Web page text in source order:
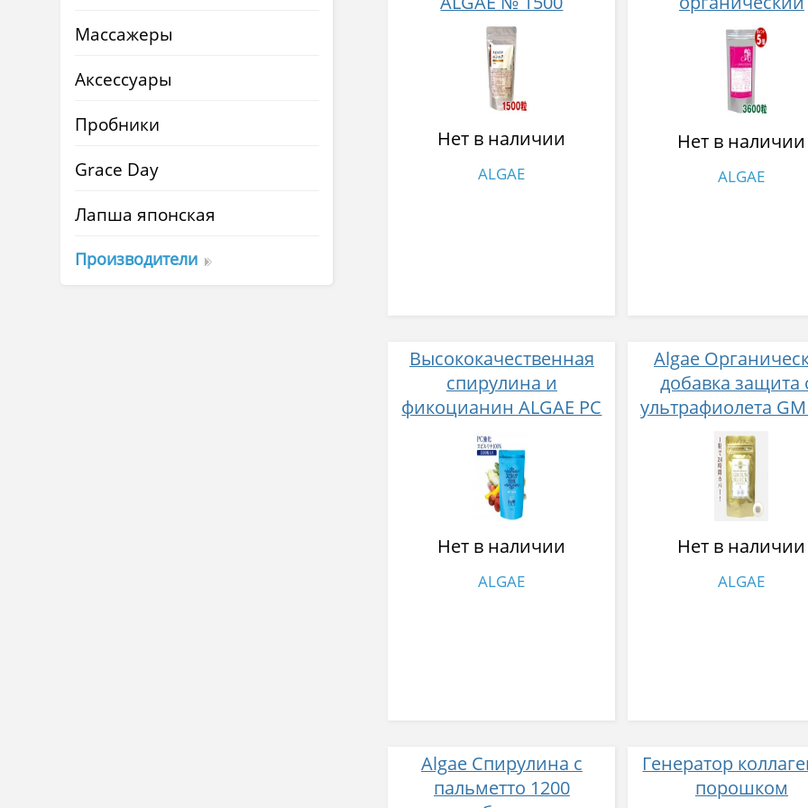
Массажеры
Аксессуары
Пробники
Grace Day
Лапша японская
Производители
Нет в наличии
ALGAE
германий и
плацента ALGAE
Spirulina GM
3600
Нет в наличии
ALGAE
Высококачественная
спирулина и
фикоцианин ALGAE PC
№ 1500
Нет в наличии
ALGAE
Algae
добавка защита
ультрафиолета
Block с
комплексом Nutrux
№ 30
Нет в наличии
ALGAE
Algae Спирулина с
пальметто 1200
Генератор
порошком